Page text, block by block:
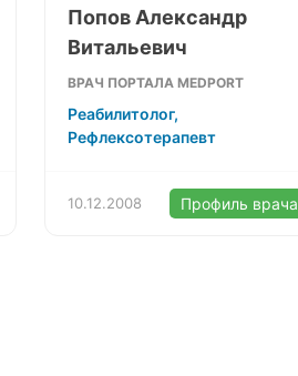
Попов Александр
Витальевич
ВРАЧ ПОРТАЛА MEDPORT
Реабилитолог,
Рефлексотерапевт
10.12.2008 Профиль врача